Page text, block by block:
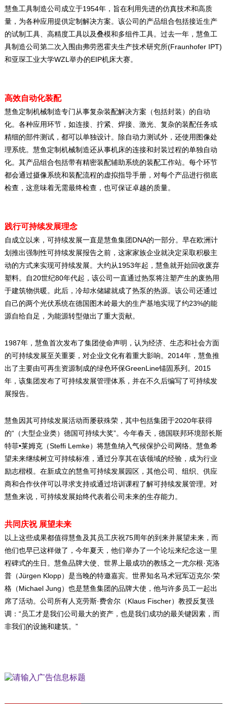
慧鱼工具制造公司成立于1954年，旨在利用先进的仿真技术和高质
量，为各种应用提供定制解决方案。该公司的产品组合包括接近生产
的试制工具、高精度工具以及叠模和多组件工具。过去一年，慧鱼工
具制造公司第二次入围由弗劳恩霍夫生产技术研究所(Fraunhofer IPT)
和亚琛工业大学WZL 举办的EIP机床大赛。
高效自动化装配
慧鱼定制机械制造专门从事复杂装配解决方案（包括封装）的自动
化。各种应用环节，如连接、拧紧、焊接、激光、复杂的装配任务或
精细的部件测试，都可以单独设计。除自动力测试外，还使用图像处
理系统。慧鱼定制机械制造还从事机床的连接和封装过程的单独自动
化。其产品组合包括带有精密装配辅助系统的装配工作站。每个环节
都会通过摄像系统和装配流程的虚拟指导手册，对每个产品进行彻底
检查，这意味着无需最终检查，也可保证卓越的质量。
践行可持续发展理念
自成立以来，可持续发展一直是慧鱼集团 DNA的一部分。早在欧洲计
划推出强制性可持续发展报告之前，这家家族企业就决定采取积极主
动的方式来实现可持续发展。大约从1953年起，慧鱼就开始回收废弃
塑料。自 20世纪80年代起，该公司一直通过热泵将注塑产生的废热用
于建筑物供暖。此后，冷却水储罐就成了热泵的热源。该公司还通过
自己的两个光伏系统在德国图木岭最大的生产基地实现了约23%的能
源自给自足，为能源转型做出了重大贡献。
1987年，慧鱼首次发布了集团使命声明，认为经济、生态和社会方面
的可持续发展至关重要，对企业文化有着重大影响。 2014年，慧鱼推
出了主要由可再生资源制成的绿色环保GreenLine锚固系列。 2015
年，该集团发布了可持续发展管理体系，并在不久后编写了可持续发
展报告。
慧鱼因其可持续发展活动而屡获殊荣，其中包括集团于2020年获得
的“（大型企业类）德国可持续大奖”。今年春天，德国联邦环境部长斯
特菲•莱姆克（Steffi Lemke）将慧鱼纳入气候保护公司网络。慧鱼希
望未来继续树立可持续标准，通过分享其在该领域的经验，成为行业
励志楷模。在新成立的慧鱼可持续发展园区，其他公司、组织、供应
商和合作伙伴可以寻求支持或通过培训课程了解可持续发展管理。对
慧鱼来说，可持续发展始终代表着公司未来的生存能力。
共同庆祝 展望未来
以上这些成果都值得慧鱼及其员工庆祝75周年的到来并展望未来，而
他们也早已这样做了，今年夏天，他们举办了一个论坛来纪念这一里
程碑式的生日。慧鱼品牌大使、世界上最成功的教练之一尤尔根·克洛
普（Jürgen Klopp）是当晚的特邀嘉宾。世界知名马术冠军迈克尔·荣
格（ Michael Jung ）也是慧鱼集团的品牌大使，他与许多员工一起出
席了活动。公司所有人克劳斯· 费舍尔（ Klaus Fischer）教授反复强
调： “员工才是我们公司最大的资产，也是我们成功的最关键因素，而
非我们的设施和建筑。 ”